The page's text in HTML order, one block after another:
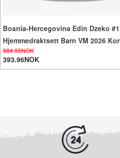
Bosnia-Hercegovina Edin Dzeko
Hjemmedraktsett Barn VM 2026
(+ Korte bukser)
984.95NOK
393.96NOK